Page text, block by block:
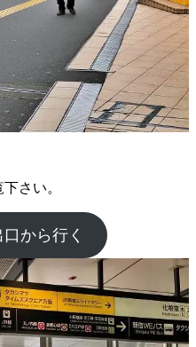
さい。
から行く